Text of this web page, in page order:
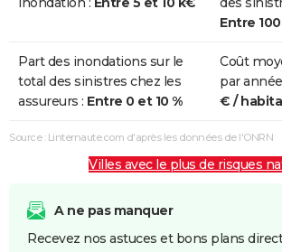
et/ou
Chocs
Mécaniques
liés à l'action
25/12/1999 29/12/1999
et/ou
Entre
Part des inondations sur le
total des sinistres chez les
assureurs : Entre 0 et 10 %
Coût
par
€ /
Source : Linternaute.com d'après les données de l'ONRN
Villes avec le plus de risques
A ne pas manquer
Recevez nos astuces et bons plans